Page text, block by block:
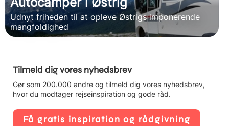
Udnyt friheden til at opleve Østrigs imponerende
mangfoldighed
Tilmeld dig vores nyhedsbrev
Gør som 200.000 andre og tilmeld dig vores nyhedsbrev,
hvor du modtager rejseinspiration og gode råd.
Få gratis inspiration og rådgivning